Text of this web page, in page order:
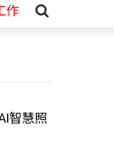
作
智慧照